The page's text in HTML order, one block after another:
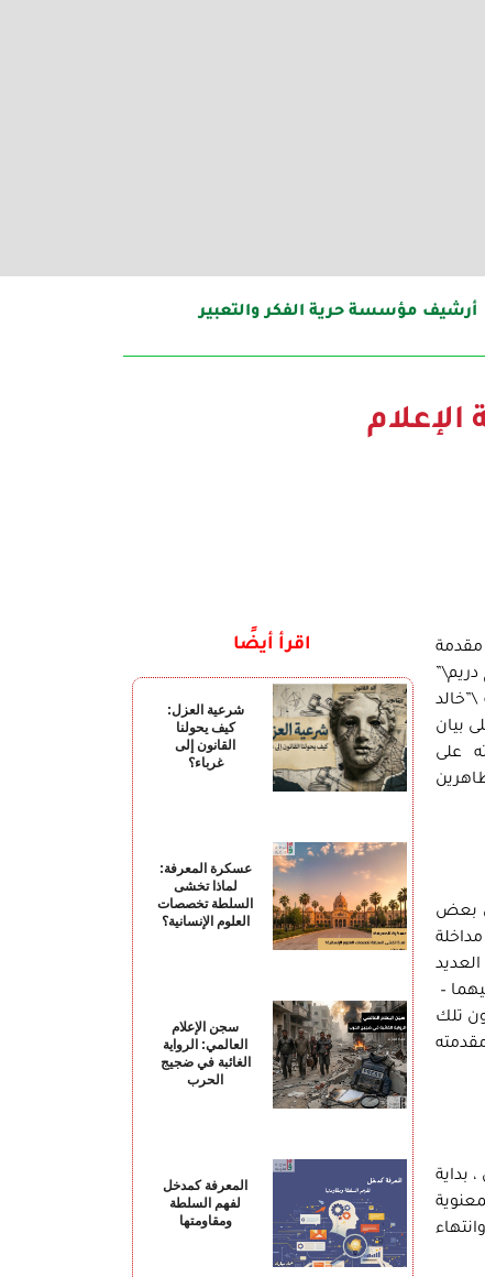
أرشيف مؤسسة حرية الفكر والتعبير
مقدمة
دريم\”
بيان
على
بعض
–
تلك
بداية
اقرأ أيضًا
شرعية العزل:
كيف يحولنا
القانون إلى
غرباء؟
عسكرة المعرفة:
لماذا تخشى
السلطة تخصصات
العلوم الإنسانية؟
سجن الإعلام
العالمي: الرواية
الغائبة في ضجيج
الحرب
المعرفة كمدخل
لفهم السلطة
ومقاومتها